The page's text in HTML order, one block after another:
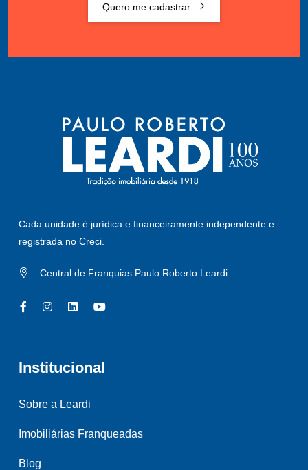
Quero me cadastrar
Cada unidade é jurídica e financeiramente independente e
registrada no Creci.
Central de Franquias Paulo Roberto Leardi
Institucional
Sobre a Leardi
Imobiliárias Franqueadas
Blog